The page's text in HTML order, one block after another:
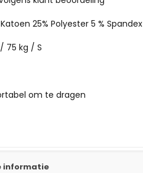
25% Polyester 5 % Spandex
75 kg / S
om te dragen
informatie